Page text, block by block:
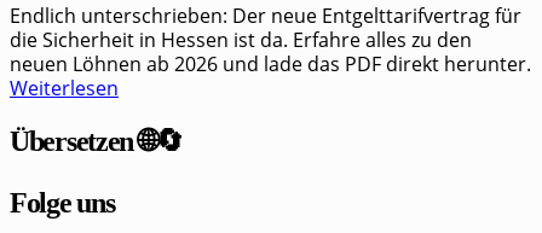
Endlich unterschrieben: Der neue Entgelttarifvertrag für
die Sicherheit in Hessen ist da. Erfahre alles zu den
neuen Löhnen ab 2026 und lade das PDF direkt herunter.
Weiterlesen
Übersetzen 🌐🔄
Folge uns